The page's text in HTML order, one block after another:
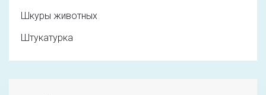
Шкуры животных
Штукатурка